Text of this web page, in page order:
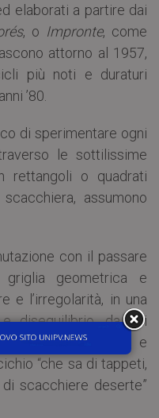
elaborati a partire dai
, o Impronte, come
attorno al 1957,
più noti e duraturi
’80.
di sperimentare ogni
le sottilissime
rettangoli o quadrati
assumono
con il passare
geometrica e
e l’irregolarità, in una
disequilibrio, da cui
insieme moderno e
“che sa di tappeti,
scacchiere deserte”